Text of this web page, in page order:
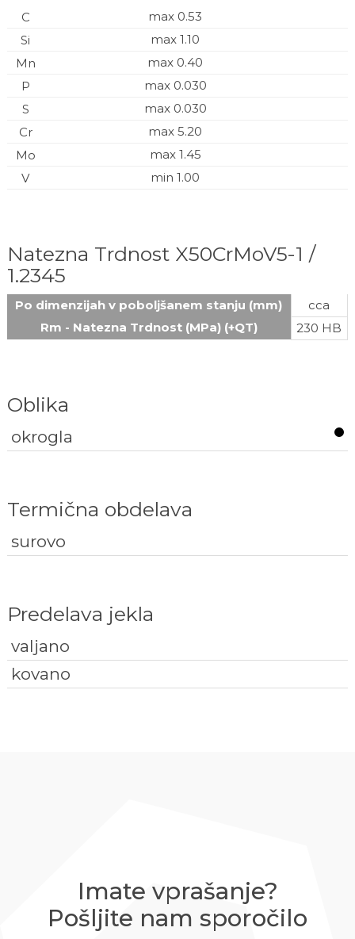
max 0.53
max 1.10
max 0.40
max 0.030
max 0.030
max 5.20
max 1.45
min 1.00
Natezna Trdnost X50CrMoV5-1 /
1.2345
Po dimenzijah v poboljšanem stanju (mm)
cca
Rm - Natezna Trdnost (MPa) (+QT)
230 HB
Oblika
okrogla
Termična obdelava
surovo
Predelava jekla
valjano
kovano
Imate vprašanje?
Pošljite nam sporočilo